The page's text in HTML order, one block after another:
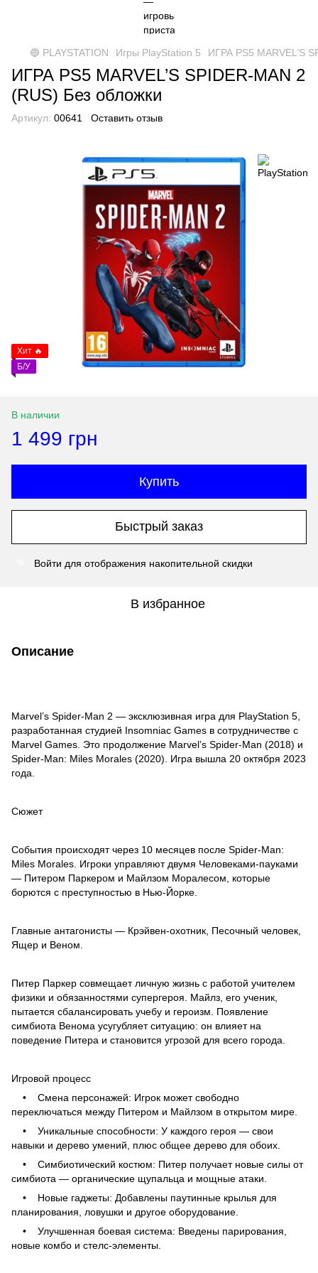
🔵 PLAYSTATION Игры PlayStation 5 ИГРА PS5 MARVEL’S
ИГРА PS5 MARVEL’S SPIDER-MAN 2
(RUS) Без обложки
Артикул: 00641 Оставить отзыв
Хит 🔥
Б/У
В наличии
1 499 грн
Купить
Быстрый заказ
Войти для отображения накопительной скидки
В избранное
Описание
Marvel’s Spider-Man 2 — эксклюзивная игра для PlayStation 5,
разработанная студией Insomniac Games в сотрудничестве с
Marvel Games. Это продолжение Marvel’s Spider-Man (2018) и
Spider-Man: Miles Morales (2020). Игра вышла 20 октября 2023
года.
Сюжет
События происходят через 10 месяцев после Spider-Man:
Miles Morales. Игроки управляют двумя Человеками-пауками
— Питером Паркером и Майлзом Моралесом, которые
борются с преступностью в Нью-Йорке.
Главные антагонисты — Крэйвен-охотник, Песочный человек,
Ящер и Веном.
Питер Паркер совмещает личную жизнь с работой учителем
физики и обязанностями супергероя. Майлз, его ученик,
пытается сбалансировать учебу и героизм. Появление
симбиота Венома усугубляет ситуацию: он влияет на
поведение Питера и становится угрозой для всего города.
Игровой процесс
• Смена персонажей: Игрок может свободно
переключаться между Питером и Майлзом в открытом мире.
• Уникальные способности: У каждого героя — свои
навыки и дерево умений, плюс общее дерево для обоих.
• Симбиотический костюм: Питер получает новые силы от
симбиота — органические щупальца и мощные атаки.
• Новые гаджеты: Добавлены паутинные крылья для
планирования, ловушки и другое оборудование.
• Улучшенная боевая система: Введены парирования,
новые комбо и стелс-элементы.